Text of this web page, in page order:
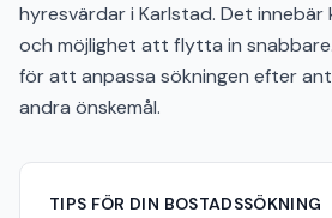
hyresvärdar i Karlstad. Det
och möjlighet att flytta in
för att anpassa sökningen efter
andra önskemål.
TIPS FÖR DIN BOSTADSSÖKNING